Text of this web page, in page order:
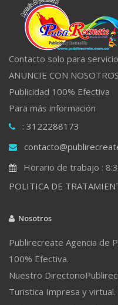
Contacto solo para
ANUNCIE CON NOSOTROS
Publicidad 100% Efectiva
Para más información
: 3122288173
Horario de trabajo :
POLITICA DE
Nosotros
Publirecreate Agencia de
100% Efectiva.
Nuestro
Turistica Impresa y virtual.